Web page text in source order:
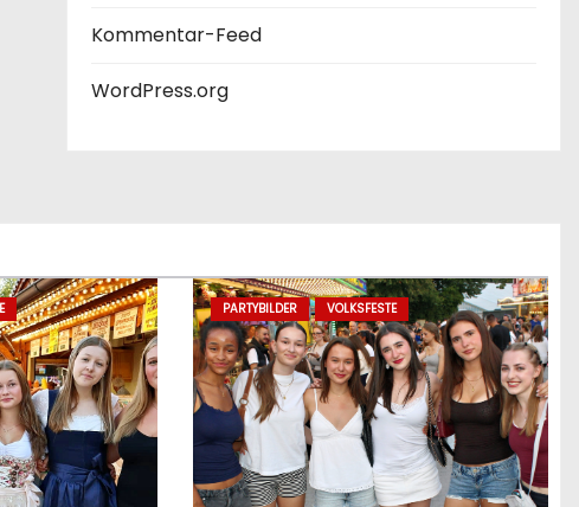
Kommentar-Feed
WordPress.org
PARTYBILDER VOLKSFESTE